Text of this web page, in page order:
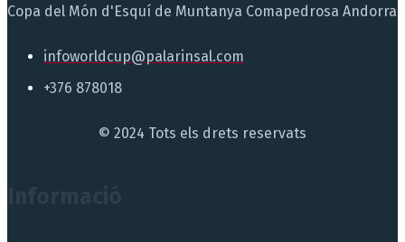
Copa del Món d'Esquí de Muntanya Comapedrosa Andorra
infoworldcup@palarinsal.com
+376 878018
© 2024 Tots els drets reservats